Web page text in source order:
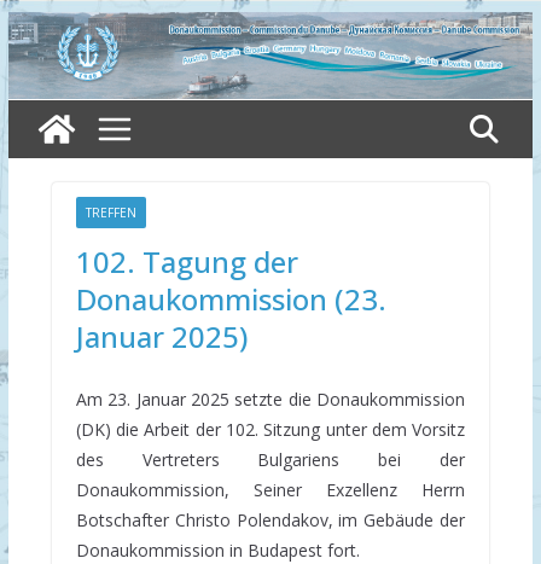
Skip
to
content
TREFFEN
102. Tagung der
Donaukommission (23.
Januar 2025)
Am 23. Januar 2025 setzte die Donaukommission
(DK) die Arbeit der 102. Sitzung unter dem Vorsitz
des Vertreters Bulgariens bei der
Donaukommission, Seiner Exzellenz Herrn
Botschafter Christo Polendakov, im Gebäude der
Donaukommission in Budapest fort.